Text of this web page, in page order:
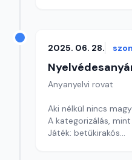
2025. 06. 28.
Anyanyelvi rovat
Aki nélkül nincs
A kategorizálás,
Játék: betűkirakós